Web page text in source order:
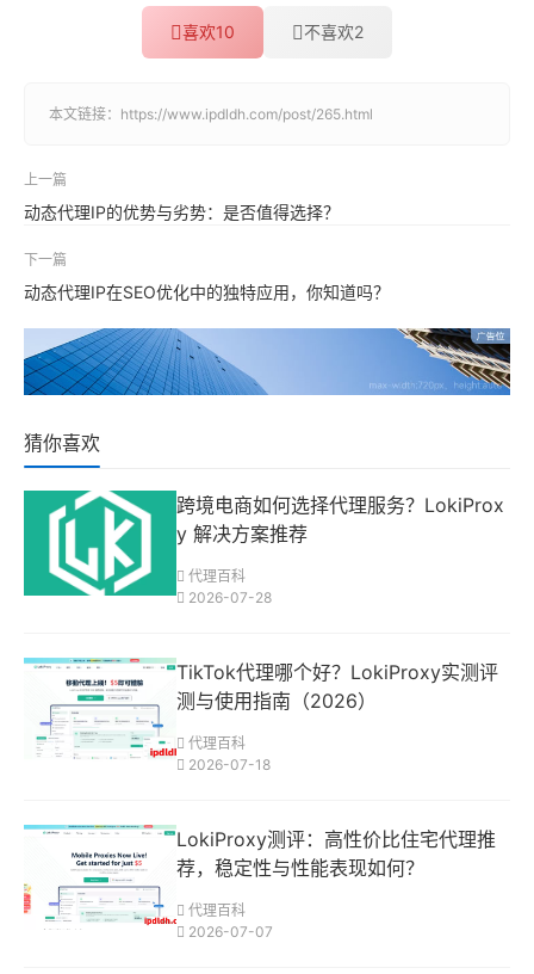
喜欢10 不喜欢2
本文链接： https://www.ipdldh.com/post/265.html
上一篇
动态代理IP的优势与劣势：是否值得选择？
下一篇
动态代理IP在SEO优化中的独特应用，你知道吗？
猜你喜欢
跨境电商如何选择代理服务？LokiProx
y 解决方案推荐
代理百科
2026-07-28
TikTok代理哪个好？LokiProxy实测评
测与使用指南（2026）
代理百科
2026-07-18
LokiProxy测评：高性价比住宅代理推
荐，稳定性与性能表现如何？
代理百科
2026-07-07